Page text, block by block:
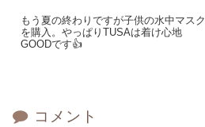
もう夏の終わりですが子供の水中マスク
を購入。やっぱりTUSAは着け心地
GOODです👍
コメント